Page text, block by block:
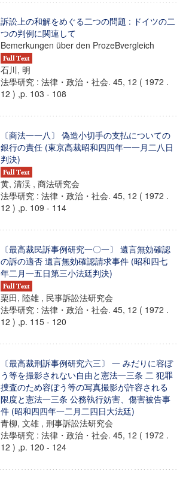
訴訟上の和解をめぐる二つの問題 : ドイツの二
つの判例に関連して
Bemerkungen über den ProzeBvergleich
石川, 明
法學研究 : 法律・政治・社会. 45, 12 ( 1972 .
12 ) ,p. 103 - 108
〔商法一一八〕 偽造小切手の支払についての
銀行の責任 (東京高裁昭和四四年一一月二八日
判決)
黄, 清渓 , 商法研究会
法學研究 : 法律・政治・社会. 45, 12 ( 1972 .
12 ) ,p. 109 - 114
〔最高裁民訴事例研究一〇一〕 遺言無効確認
の訴の適否 遺言無効確認請求事件 (昭和四七
年二月一五日第三小法廷判決)
栗田, 陸雄 , 民事訴訟法研究会
法學研究 : 法律・政治・社会. 45, 12 ( 1972 .
12 ) ,p. 115 - 120
〔最高裁刑訴事例研究六三〕 一 みだりに容ぼ
う等を撮影されない自由と憲法一三条 二 犯罪
捜査のため容ぼう等の写真撮影が許容される
限度と憲法一三条 公務執行妨害、傷害被告事
件 (昭和四四年一二月二四日大法廷)
青柳, 文雄 , 刑事訴訟法研究会
法學研究 : 法律・政治・社会. 45, 12 ( 1972 .
12 ) ,p. 120 - 124